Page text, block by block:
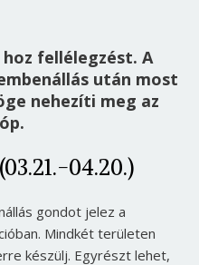
fellélegzést. A
után most
nehezíti meg az
04.20.)
gondot jelez a
Mindkét területen
készülj. Egyrészt lehet,